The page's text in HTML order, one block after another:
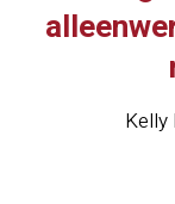
Kelly